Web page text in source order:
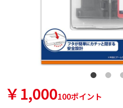
￥1,000100ポイント